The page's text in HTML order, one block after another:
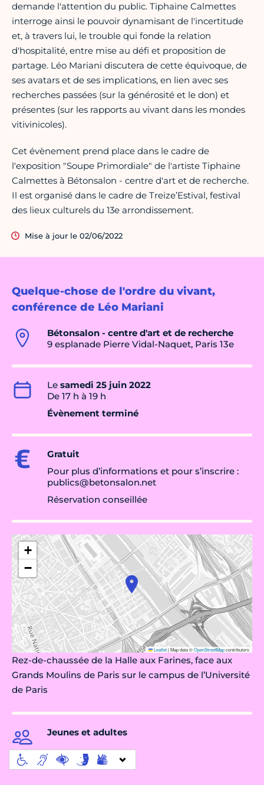
Quelque-chose de l'ordre du vivant,
conférence de Léo Mariani
Bétonsalon - centre d'art et de recherche
9 esplanade Pierre Vidal-Naquet, Paris 13e
Le samedi 25 juin 2022
De 17 h à 19 h
Évènement terminé
Gratuit
Pour plus d’infor­ma­tions et pour s’ins­crire :
publics@­be­ton­sa­lon.net
Réservation conseillée
+
−
Leaflet|Map data ©OpenStreetMapcontributors
Rez-de-chaus­sée de la Halle aux Farines, face aux
Grands Moulins de Paris sur le campus de l’Université
de Paris
Jeunes et adultes
demande l'attention du public. Tiphaine Calmettes
interroge ainsi le pouvoir dynamisant de l'incertitude
et, à travers lui, le trouble qui fonde la relation
d'hospitalité, entre mise au défi et proposition de
partage. Léo Mariani discutera de cette équivoque, de
ses avatars et de ses implications, en lien avec ses
recherches passées (sur la générosité et le don) et
présentes (sur les rapports au vivant dans les mondes
vitivinicoles).
Cet évènement prend place dans le cadre de
l'exposition "Soupe Primordiale" de l'artiste Tiphaine
Calmettes à Bétonsalon - centre d'art et de recherche.
Il est organisé dans le cadre de Treize’Estival, fes­ti­val
des lieux cultu­rels du 13e arron­dis­se­ment.
Mise à jour le 02/06/2022